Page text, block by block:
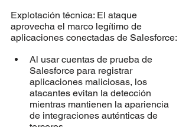
Explotación técnica: El ataque
aprovecha el marco legítimo de
aplicaciones conectadas de Salesforce:
Al usar cuentas de prueba de
Salesforce para registrar
aplicaciones maliciosas, los
atacantes evitan la detección
mientras mantienen la apariencia
de integraciones auténticas de